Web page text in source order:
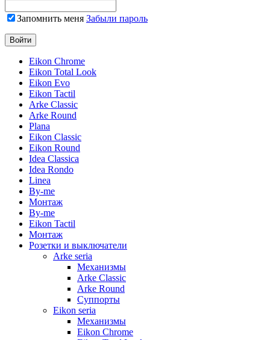
Запомнить меня Забыли пароль
Eikon Chrome
Eikon Total Look
Eikon Evo
Eikon Tactil
Arke Classic
Arke Round
Plana
Eikon Classic
Eikon Round
Idea Classica
Idea Rondo
Linea
By-me
Монтаж
By-me
Eikon Tactil
Монтаж
Розетки и выключатели
Arke seria
Механизмы
Arke Classic
Arke Round
Суппорты
Eikon seria
Механизмы
Eikon Chrome